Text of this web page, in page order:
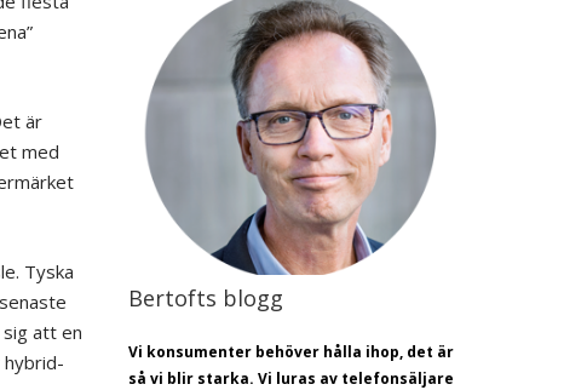
är
med
Tyska
att en
hybrid-
Bertofts blogg
Vi konsumenter behöver hålla ihop, det är
så vi blir starka. Vi luras av telefonsäljare